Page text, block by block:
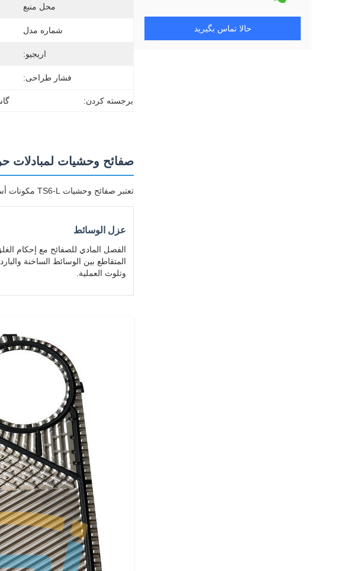
حالا تماس بگیرید
محل منبع
شماره مدل
اریجیو:
فشار طراحی:
برجسته کردن:
صفائح وحشيات لمبادلات
تعتبر صفائح وحشيات TS6-L مكونات أساسية لمبادلات الحرارة الصفائحية، وتعمل معًا لضمان التشغيل المستقر من خلال وظيفتين أساسيتين:
عزل الوسائط
الفصل المادي للصفائح مع إحكام
المتقاطع بين الوسائط الساخنة
وتلوث العملية.